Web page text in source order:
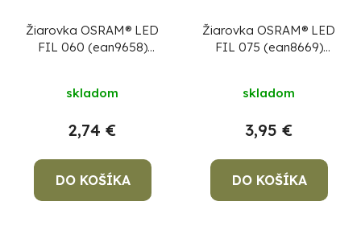
Žiarovka OSRAM® LED
FIL 060 (ean9658)
A
skladom
2,74 €
DO KOŠÍKA
Žiarovka OSRAM® LED
FIL 075 (ean8669)
A
skladom
3,95 €
DO KOŠÍKA